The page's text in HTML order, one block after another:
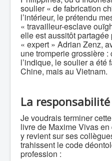
soulier « de fabrication
l’intérieur, le prétendu
« travailleur-esclave
elle est aussitôt
« expert » Adrian Zenz,
une tromperie grossière
l’indique, le soulier a été
Chine, mais au Vietnam.
La
Je voudrais terminer
livre de Maxime Vivas
y revient sur ses
trahissent le code
profession :